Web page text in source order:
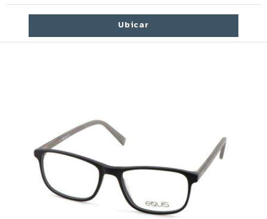
Ubicar